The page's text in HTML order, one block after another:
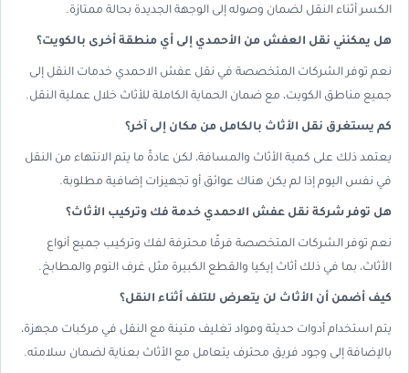
الكسر أثناء النقل لضمان وصوله إلى الوجهة الجديدة بحالة ممتازة.
هل يمكنني نقل العفش من الأحمدي إلى أي منطقة أخرى بالكويت؟
نعم توفر الشركات المتخصصة في نقل عفش الاحمدي خدمات النقل إلى
جميع مناطق الكويت، مع ضمان الحماية الكاملة للأثاث خلال عملية النقل.
كم يستغرق نقل الأثاث بالكامل من مكان إلى آخر؟
يعتمد ذلك على كمية الأثاث والمسافة، لكن عادةً ما يتم الانتهاء من النقل
في نفس اليوم إذا لم يكن هناك عوائق أو تجهيزات إضافية مطلوبة.
هل توفر شركة نقل عفش الاحمدي خدمة فك وتركيب الأثاث؟
نعم توفر الشركات المتخصصة فرقًا محترفة لفك وتركيب جميع أنواع
الأثاث، بما في ذلك أثاث إيكيا والقطع الكبيرة مثل غرف النوم والمطابخ.
كيف أضمن أن الأثاث لن يتعرض للتلف أثناء النقل؟
يتم استخدام أدوات حديثة ومواد تغليف متينة مع النقل في مركبات مجهزة،
بالإضافة إلى وجود فريق محترف يتعامل مع الأثاث بعناية لضمان سلامته.